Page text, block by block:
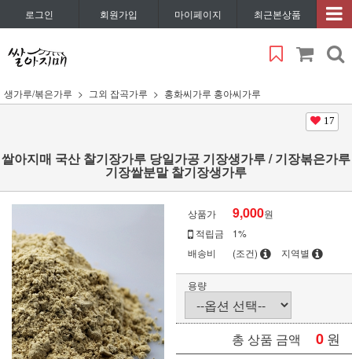
로그인 회원가입 마이페이지 최근본상품
생가루/볶은가루 그외 잡곡가루 홍화씨가루 홍아씨가루
17
쌀아지매 국산 찰기장가루 당일가공 기장생가루 / 기장볶은가루
기장쌀분말 찰기장생가루
상품가 9,000원
적립금
1%
배송비
(조건) 지역별
용량
총 상품 금액 0 원